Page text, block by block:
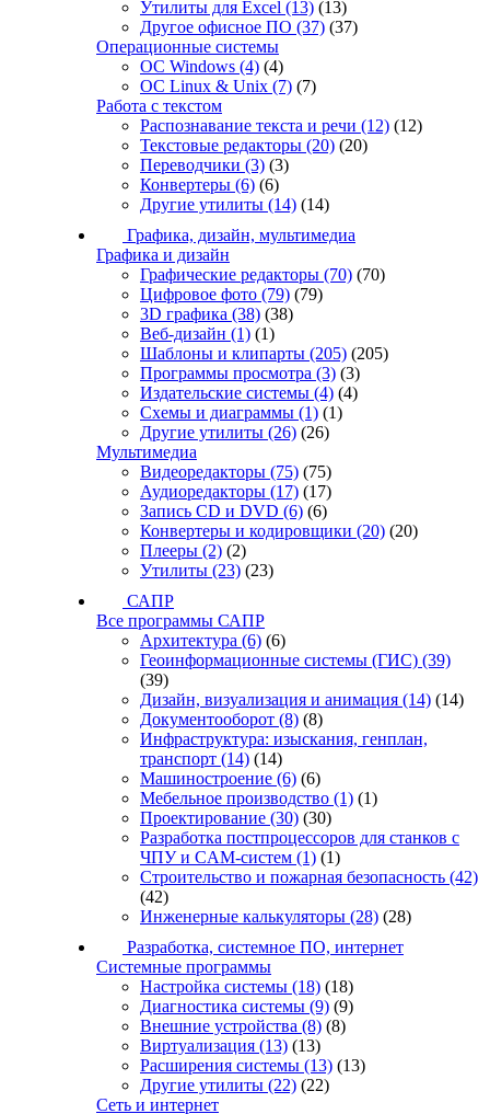
Утилиты для Excel (13) (13)
Другое офисное ПО (37) (37)
Операционные системы
ОС Windows (4) (4)
ОС Linux & Unix (7) (7)
Работа с текстом
Распознавание текста и речи (12) (12)
Текстовые редакторы (20) (20)
Переводчики (3) (3)
Конвертеры (6) (6)
Другие утилиты (14) (14)
Графика, дизайн, мультимедиа
Графика и дизайн
Графические редакторы (70) (70)
Цифровое фото (79) (79)
3D графика (38) (38)
Веб-дизайн (1) (1)
Шаблоны и клипарты (205) (205)
Программы просмотра (3) (3)
Издательские системы (4) (4)
Схемы и диаграммы (1) (1)
Другие утилиты (26) (26)
Мультимедиа
Видеоредакторы (75) (75)
Аудиоредакторы (17) (17)
Запись CD и DVD (6) (6)
Конвертеры и кодировщики (20) (20)
Плееры (2) (2)
Утилиты (23) (23)
САПР
Все программы САПР
Архитектура (6) (6)
Геоинформационные системы (ГИС) (39)
(39)
Дизайн, визуализация и анимация (14) (14)
Документооборот (8) (8)
Инфраструктура: изыскания, генплан,
транспорт (14) (14)
Машиностроение (6) (6)
Мебельное производство (1) (1)
Проектирование (30) (30)
Разработка постпроцессоров для станков с
ЧПУ и CAM-систем (1) (1)
Строительство и пожарная безопасность (42)
(42)
Инженерные калькуляторы (28) (28)
Разработка, системное ПО, интернет
Системные программы
Настройка системы (18) (18)
Диагностика системы (9) (9)
Внешние устройства (8) (8)
Виртуализация (13) (13)
Расширения системы (13) (13)
Другие утилиты (22) (22)
Сеть и интернет